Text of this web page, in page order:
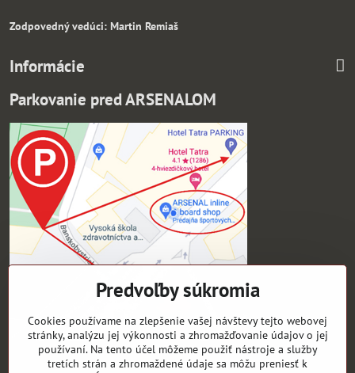
Zodpovedný vedúci: Martin Remiaš
Informácie
Parkovanie pred ARSENALOM
Predvoľby súkromia
Cookies používame na zlepšenie vašej návštevy tejto webovej
stránky, analýzu jej výkonnosti a zhromažďovanie údajov o jej
používaní. Na tento účel môžeme použiť nástroje a služby
tretích strán a zhromaždené údaje sa môžu preniesť k